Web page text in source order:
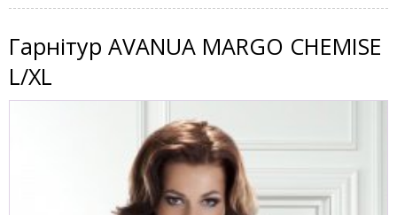
Гарнітур AVANUA MARGO CHEMISE
L/XL